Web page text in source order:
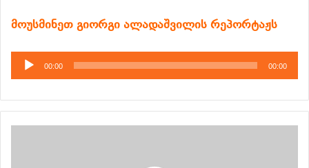
მოუსმინეთ გიორგი ალადაშვილის რეპორტაჟს
აუდიო
დამკვრელი
00:00 00:00